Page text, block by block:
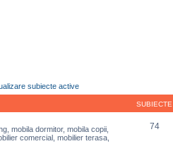
subiecte active
SUBIECTE
mobila dormitor, mobila copii,
comercial, mobilier terasa,
74